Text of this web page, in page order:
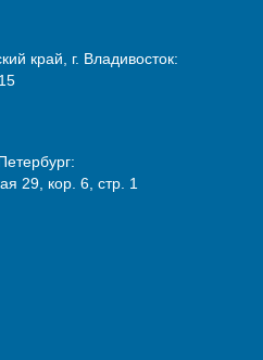
край, г. Владивосток:
29, кор. 6, стр. 1